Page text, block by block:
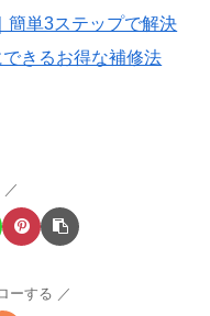
簡単3ステップで解決
きるお得な補修法
ーする